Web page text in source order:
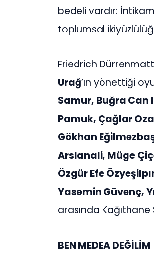
bedeli vardır:
toplumsal
Friedrich
Urağ’ın yönettiği
Samur, Buğra Can
Pamuk, Çağlar
Gökhan
Arslanali, Müge
Özgür Efe
Yasemin Güvenç,
arasında
BEN MEDEA DEĞİLİM